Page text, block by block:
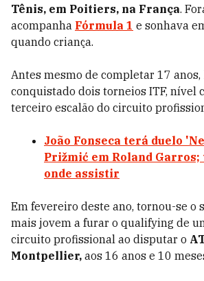
Tênis, em Poitiers, na França.
acompanha Fórmula 1 e sonhava
quando criança.
Antes mesmo de completar 17 anos,
conquistado dois torneios ITF, nível
terceiro escalão do circuito
João Fonseca terá duelo
Prižmić em Roland
onde assistir
Em fevereiro deste ano, tornou-se o
mais jovem a furar o qualifying de
circuito profissional ao disputar o
Montpellier, aos 16 anos e 10